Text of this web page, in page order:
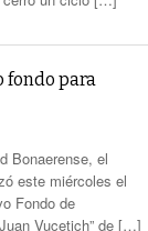
fondo para
Bonaerense, el
este miércoles el
Fondo de
Vucetich” de […]